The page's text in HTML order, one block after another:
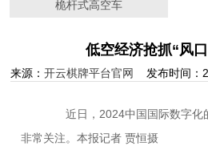
桅杆式高空车
低空经济抢抓“风
来源：开云棋牌平台官网 发布时间：
近日，2024中国国际数字化
非常关注。本报记者 贾恒摄